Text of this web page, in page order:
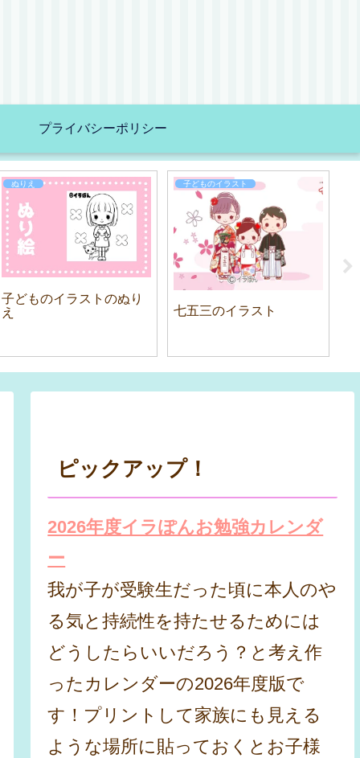
プライバシーポリシー
ぬりえ
子どものイラストのぬり
え
子どものイラスト
七五三のイラスト
ピックアップ！
2026年度イラぽんお勉強カレンダ
ー
我が子が受験生だった頃に本人のや
る気と持続性を持たせるためには
どうしたらいいだろう？と考え作
ったカレンダーの2026年度版で
す！プリントして家族にも見える
ような場所に貼っておくとお子様